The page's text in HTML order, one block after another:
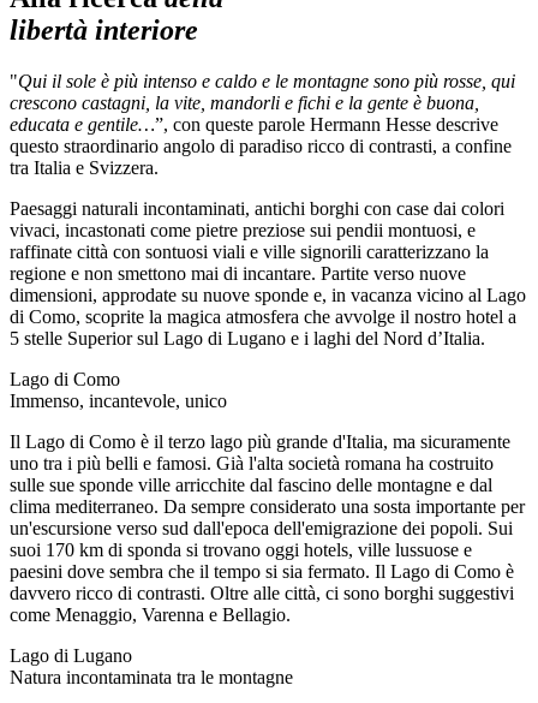
libertà interiore
"Qui il sole è più intenso e caldo e le montagne sono più rosse, qui
crescono castagni, la vite, mandorli e fichi e la gente è buona,
educata e gentile…”, con queste parole Hermann Hesse descrive
questo straordinario angolo di paradiso ricco di contrasti, a confine
tra Italia e Svizzera.
Paesaggi naturali incontaminati, antichi borghi con case dai colori
vivaci, incastonati come pietre preziose sui pendii montuosi, e
raffinate città con sontuosi viali e ville signorili caratterizzano la
regione e non smettono mai di incantare. Partite verso nuove
dimensioni, approdate su nuove sponde e, in vacanza vicino al Lago
di Como, scoprite la magica atmosfera che avvolge il nostro hotel a
5 stelle Superior sul Lago di Lugano e i laghi del Nord d’Italia.
Lago di Como
Immenso, incantevole, unico
Il Lago di Como è il terzo lago più grande d'Italia, ma sicuramente
uno tra i più belli e famosi. Già l'alta società romana ha costruito
sulle sue sponde ville arricchite dal fascino delle montagne e dal
clima mediterraneo. Da sempre considerato una sosta importante per
un'escursione verso sud dall'epoca dell'emigrazione dei popoli. Sui
suoi 170 km di sponda si trovano oggi hotels, ville lussuose e
paesini dove sembra che il tempo si sia fermato. Il Lago di Como è
davvero ricco di contrasti. Oltre alle città, ci sono borghi suggestivi
come Menaggio, Varenna e Bellagio.
Lago di Lugano
Natura incontaminata tra le montagne